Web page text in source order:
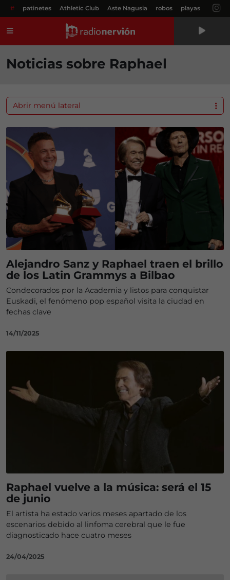
# patinetes Athletic Club Aste Nagusia robos playas
Noticias sobre Raphael
Alejandro Sanz y Raphael traen el brillo
de los Latin Grammys a Bilbao
Condecorados por la Academia y listos para conquistar
Euskadi, el fenómeno pop español visita la ciudad en
fechas clave
14/11/2025
Raphael vuelve a la música: será el 15
de junio
El artista ha estado varios meses apartado de los
escenarios debido al linfoma cerebral que le fue
diagnosticado hace cuatro meses
24/04/2025
Abrir menú lateral